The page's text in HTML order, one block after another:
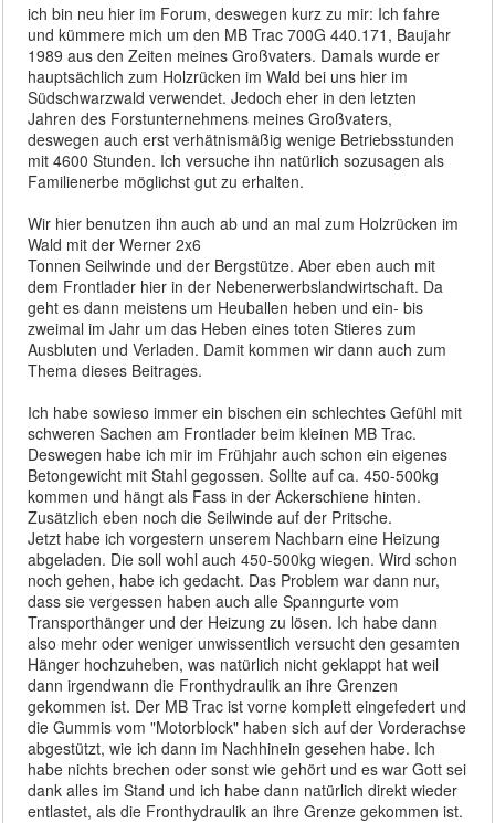
ich bin neu hier im Forum, deswegen kurz zu mir: Ich fahre
und kümmere mich um den MB Trac 700G 440.171, Baujahr
1989 aus den Zeiten meines Großvaters. Damals wurde er
hauptsächlich zum Holzrücken im Wald bei uns hier im
Südschwarzwald verwendet. Jedoch eher in den letzten
Jahren des Forstunternehmens meines Großvaters,
deswegen auch erst verhätnismäßig wenige Betriebsstunden
mit 4600 Stunden. Ich versuche ihn natürlich sozusagen als
Familienerbe möglichst gut zu erhalten.
Wir hier benutzen ihn auch ab und an mal zum Holzrücken im
Wald mit der Werner 2x6
Tonnen Seilwinde und der Bergstütze. Aber eben auch mit
dem Frontlader hier in der Nebenerwerbslandwirtschaft. Da
geht es dann meistens um Heuballen heben und ein- bis
zweimal im Jahr um das Heben eines toten Stieres zum
Ausbluten und Verladen. Damit kommen wir dann auch zum
Thema dieses Beitrages.
Ich habe sowieso immer ein bischen ein schlechtes Gefühl mit
schweren Sachen am Frontlader beim kleinen MB Trac.
Deswegen habe ich mir im Frühjahr auch schon ein eigenes
Betongewicht mit Stahl gegossen. Sollte auf ca. 450-500kg
kommen und hängt als Fass in der Ackerschiene hinten.
Zusätzlich eben noch die Seilwinde auf der Pritsche.
Jetzt habe ich vorgestern unserem Nachbarn eine Heizung
abgeladen. Die soll wohl auch 450-500kg wiegen. Wird schon
noch gehen, habe ich gedacht. Das Problem war dann nur,
dass sie vergessen haben auch alle Spanngurte vom
Transporthänger und der Heizung zu lösen. Ich habe dann
also mehr oder weniger unwissentlich versucht den gesamten
Hänger hochzuheben, was natürlich nicht geklappt hat weil
dann irgendwann die Fronthydraulik an ihre Grenzen
gekommen ist. Der MB Trac ist vorne komplett eingefedert und
die Gummis vom "Motorblock" haben sich auf der Vorderachse
abgestützt, wie ich dann im Nachhinein gesehen habe. Ich
habe nichts brechen oder sonst wie gehört und es war Gott sei
dank alles im Stand und ich habe dann natürlich direkt wieder
entlastet, als die Fronthydraulik an ihre Grenze gekommen ist.